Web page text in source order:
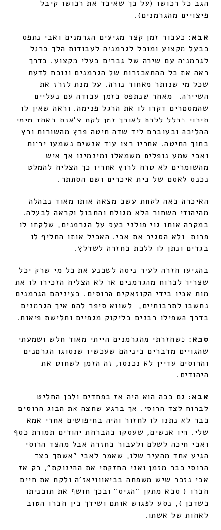
הגב כל רכושו (על כך שאיבד את רכושו קיבל
פיצויים מהגרמנים).
אבא: כעבור זמן קצר מגיעים הגרמנים ואבי נתפס
כבעל מקצוע ומובל לגרמניה לעבודות הלך ברגל
לגרמניה עם שירה של גברים בעלי מקצוע. בדרך
ראה את כל ההתאכזרות של הגרמנים ונוכח לדעת
שכל מי שנותר מאחור נורה. על מנת לזרז את
השיירה. מאחר שנתפס בזמן עבודה עם נעליים
שהמסמרים דקרו לו את הרגל פנימה. וראה שאין לו
סיכוי בכלל ללכת לאורך זמן לקח צ'אנס באחד מימי
ההליכה ובעוברם ליד שדה חיטה פרץ מהשורות ורץ
בתוך החיטה. אחריו רצו עוד אנשים נשמעו יריות
ואבי שמע נופלים משמאלו ומינמינו אך איש
מהשומרים לא טרח לרוץ אחריו כך הצליח להמלט
נכנס לאסם של בית איכרים ושם הסתתר.
האיכרה באה לקחת עשב מצאה אותו מאוד נבהלה
מהיהודי השחור הלא מגולח והחבול וקראה לבעלה.
במקרה אותו גוי פולני כעס על הגרמנים, שלקחו לו
פרות ולא הסגיר את אבי. האכיל אותו החליף לו
בגדים ונתן לו ללכת בחזרה לשדלץ.
בהגיעו חזרה לעיר ניסה לשכנע את כל מי שרק יכל
שצריך לברוח מהגרמנים אך לא הצליח הזכירו לו את
מות אביו בידי הקוזאקים הרוסים. בעיניהם הגרמנים
נחשבו לתרבותיים, לשווא סיפר להם איך הגרמנים
בדרך השפילו רבנים בליקוק מגפיים ותלישת פיאות.
סבא: כשחזרתי מהגרמנים הייתי מאוד חלש ושמעתי
שהגויים מדברים ביניהם שעכשיו שנסוגו הגרמנים
והרוסים עדיין לא נכנסו, זה הזמן לשחוט את
היהודים.
אבא: גם ככה הוא היה אז בפחדים ולכן החליט
לברוח לצד הרוסי. אך ברגע שחצה את הבוג הרוסים
כבר לא נתנו לו לחזור והיה בחיפושים אחרי אמא
שלי. היו אנשים, שעסקו בהברחת יהודים תמורת כסף
ואבי חיכה לשלם ולעבור בחזרה אבל מהצד הרוסי
הגיע אחד מהעיר שלו, שאמר לאבי "אשתך בצד
הרוסי כבר מזמן ואני החזקתי את התינוקת", רק אז
אבי נזכר שיש משפחה בביאווויאז'ה ולקח את חיים
חברו ( סבא מתקן "הגיס" ובכך חושף את תוכניתו
כשדכן ), נסע לפגוש אותם ושידך בין חברו הטוב
לאחות של אשתו.